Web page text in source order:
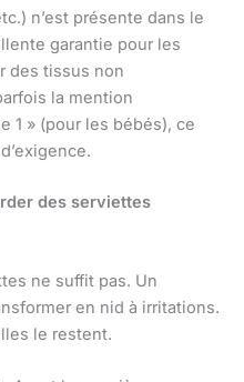
n’est présente dans le
garantie pour les
des tissus non
la mention
1 » (pour les bébés), ce
des serviettes
ne suffit pas. Un
en nid à irritations.
le restent.